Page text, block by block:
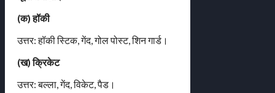
(क) हॉकी
उत्तर: हॉकी स्टिक, गेंद, गोल पोस्ट, शिन गार्ड।
(ख) क्रिकेट
उत्तर: बल्ला, गेंद, विकेट, पैड।